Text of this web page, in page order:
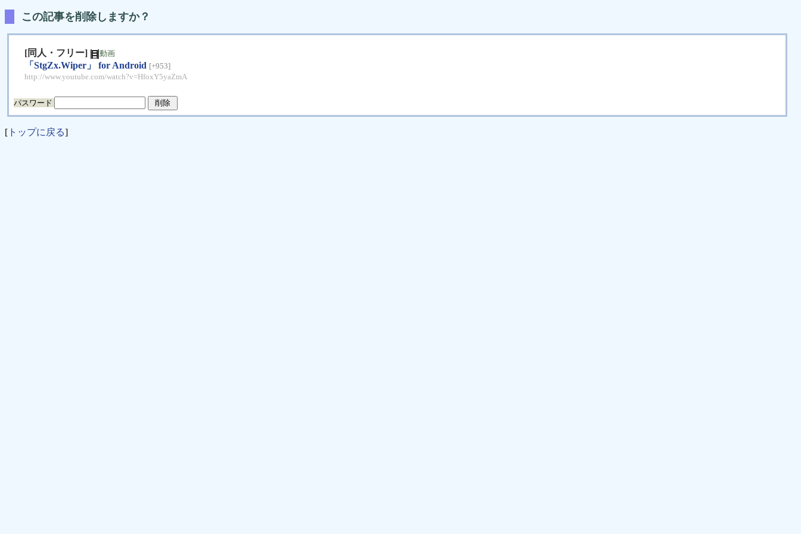
この記事を削除しますか？
[同人・フリー] 動画
「StgZx.Wiper」 for Android [+953]
http://www.youtube.com/watch?v=HfoxY5yaZmA
パスワード
[ トップに戻る]